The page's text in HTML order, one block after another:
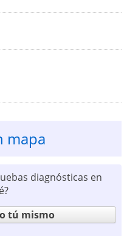
mapa
diagnósticas en
tú mismo